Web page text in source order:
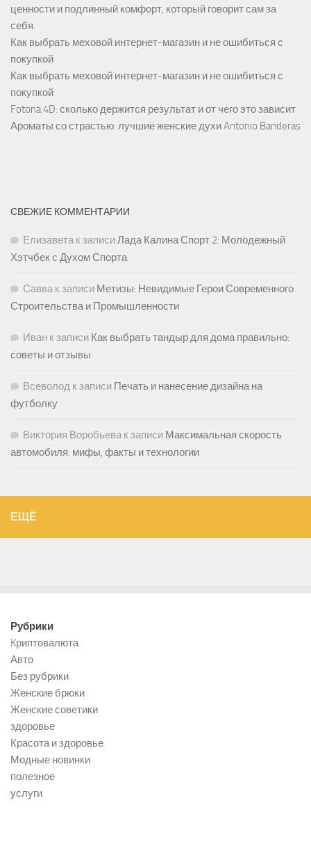
ценности и подлинный комфорт, который говорит сам за
себя.
Как выбрать меховой интернет-магазин и не ошибиться с
покупкой
Как выбрать меховой интернет-магазин и не ошибиться с
покупкой
Fotona 4D: сколько держится результат и от чего это зависит
Ароматы со страстью: лучшие женские духи Antonio Banderas
СВЕЖИЕ КОММЕНТАРИИ
Елизаветак записиЛада Калина Спорт 2: Молодежный
Хэтчбек с Духом Спорта
Саввак записи Метизы: Невидимые Герои Современного
Строительства и Промышленности
Иван к записи Как выбрать тандыр для дома правильно:
советы и отзывы
Всеволод к записи Печать и нанесение дизайна на
футболку
Виктория Воробьевак записи Максимальная скорость
автомобиля: мифы, факты и технологии
ЕЩЁ
Рубрики
Kриптовалюта
Авто
Без рубрики
Женские брюки
Женские советики
здоровье
Красота и здоровье
Модные новинки
полезное
услуги